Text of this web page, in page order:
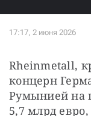
Rheinmetall,
концерн
Румынией на
5,7 млрд